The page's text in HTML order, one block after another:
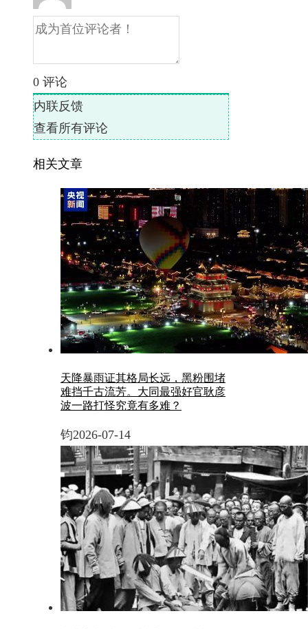
0 评论
内联反馈
查看所有评论
相关文章
天降暴雨证其格局长远，黑粉围堵
难挡千古流芳。大同最强好官耿彦
波一路打怪究竟有多难？
钧2026-07-14